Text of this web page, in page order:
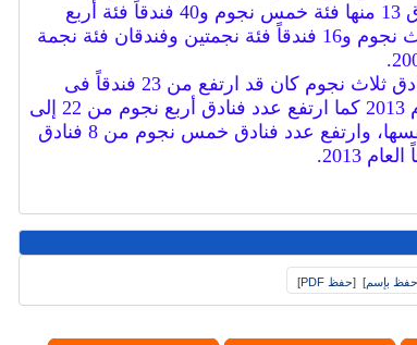
بالبحرين حالياً 106 فنادق 13 منها فئة خمس نجوم و40 فندقاً فئة أربع
نجوم و37 فندقاً فئة ثلاث نجوم و16 فندقاً فئة نجمتين وفندقان فئة نجمة
والمعروف أن عدد الفنادق ثلاث نجوم كان قد ارتفع من 23 فندقاً فى
2006 إلى 37 فندقاً العام 2013 كما ارتفع عدد فنادق أربع نجوم من 22 إلى
40 فندقاً خلال الفترة نفسها، وارتفع عدد فنادق خمس نجوم من 8 فنادق
حفظ بإسم]
[حفظ PDF ]